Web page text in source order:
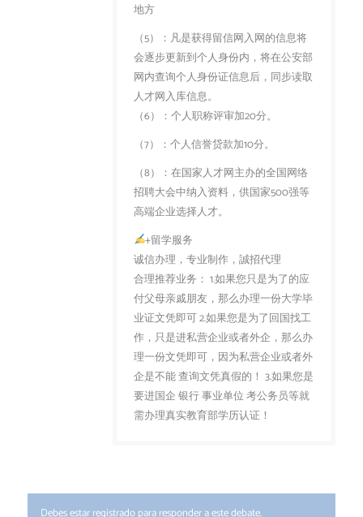
地方
（5）：凡是获得留信网入网的信息将
会逐步更新到个人身份内，将在公安部
网内查询个人身份证信息后，同步读取
人才网入库信息。
（6）：个人职称评审加20分。
（7）：个人信誉贷款加10分。
（8）：在国家人才网主办的全国网络
招聘大会中纳入资料，供国家500强等
高端企业选择人才。
+留学服务
诚信办理，专业制作，誠招代理
合理推荐业务： 1.如果您只是为了的应
付父母亲戚朋友，那么办理一份大学毕
业证文凭即可 2.如果您是为了回国找工
作，只是进私营企业或者外企，那么办
理一份文凭即可，因为私营企业或者外
企是不能 查询文凭真假的！ 3.如果您是
要进国企 银行 事业单位 考公务员等就
需办理真实教育部学历认证！
Debes estar registrado para responder a este debate.